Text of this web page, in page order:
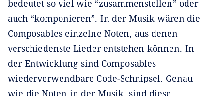
bedeutet so viel wie “zusammenstellen” oder
auch “komponieren”. In der Musik wären die
Composables einzelne Noten, aus denen
verschiedenste Lieder entstehen können. In
der Entwicklung sind Composables
wiederverwendbare Code-Schnipsel. Genau
wie die Noten in der Musik, sind diese